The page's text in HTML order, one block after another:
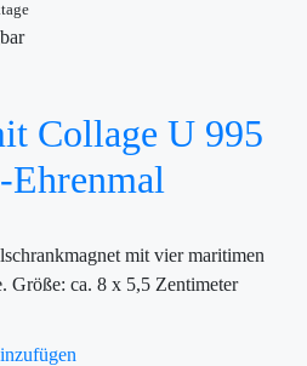
Collage U 995
mit vier maritimen
Größe: ca. 8 x 5,5 Zentimeter